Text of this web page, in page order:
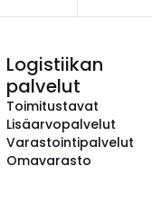
Logistiikan
palvelut
Toimitustavat
Lisäarvopalvelut
Varastointipalvelut
Omavarasto